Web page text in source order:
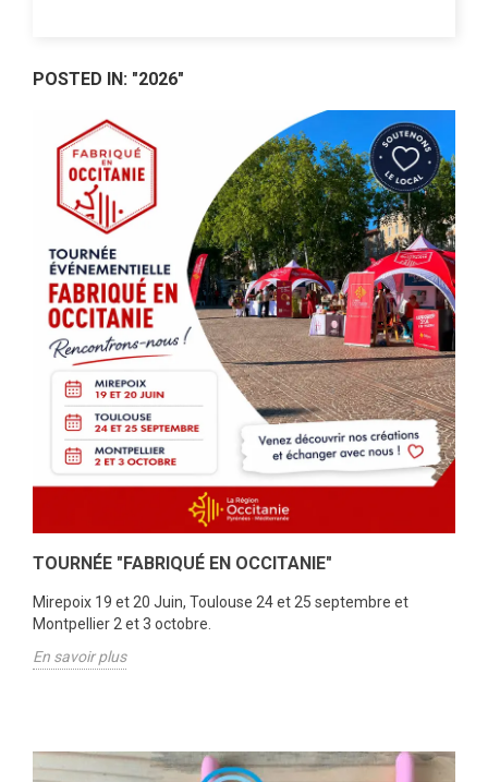
POSTED IN: "2026"
TOURNÉE "FABRIQUÉ EN OCCITANIE"
Mirepoix 19 et 20 Juin, Toulouse 24 et 25 septembre et
Montpellier 2 et 3 octobre.
En savoir plus